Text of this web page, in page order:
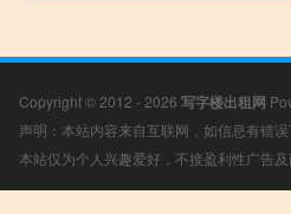
Copyright © 2012 - 2026 写字楼出租网
声明：本站内容来自互联网，如信息有错
本站仅为个人兴趣爱好，不接盈利性广告